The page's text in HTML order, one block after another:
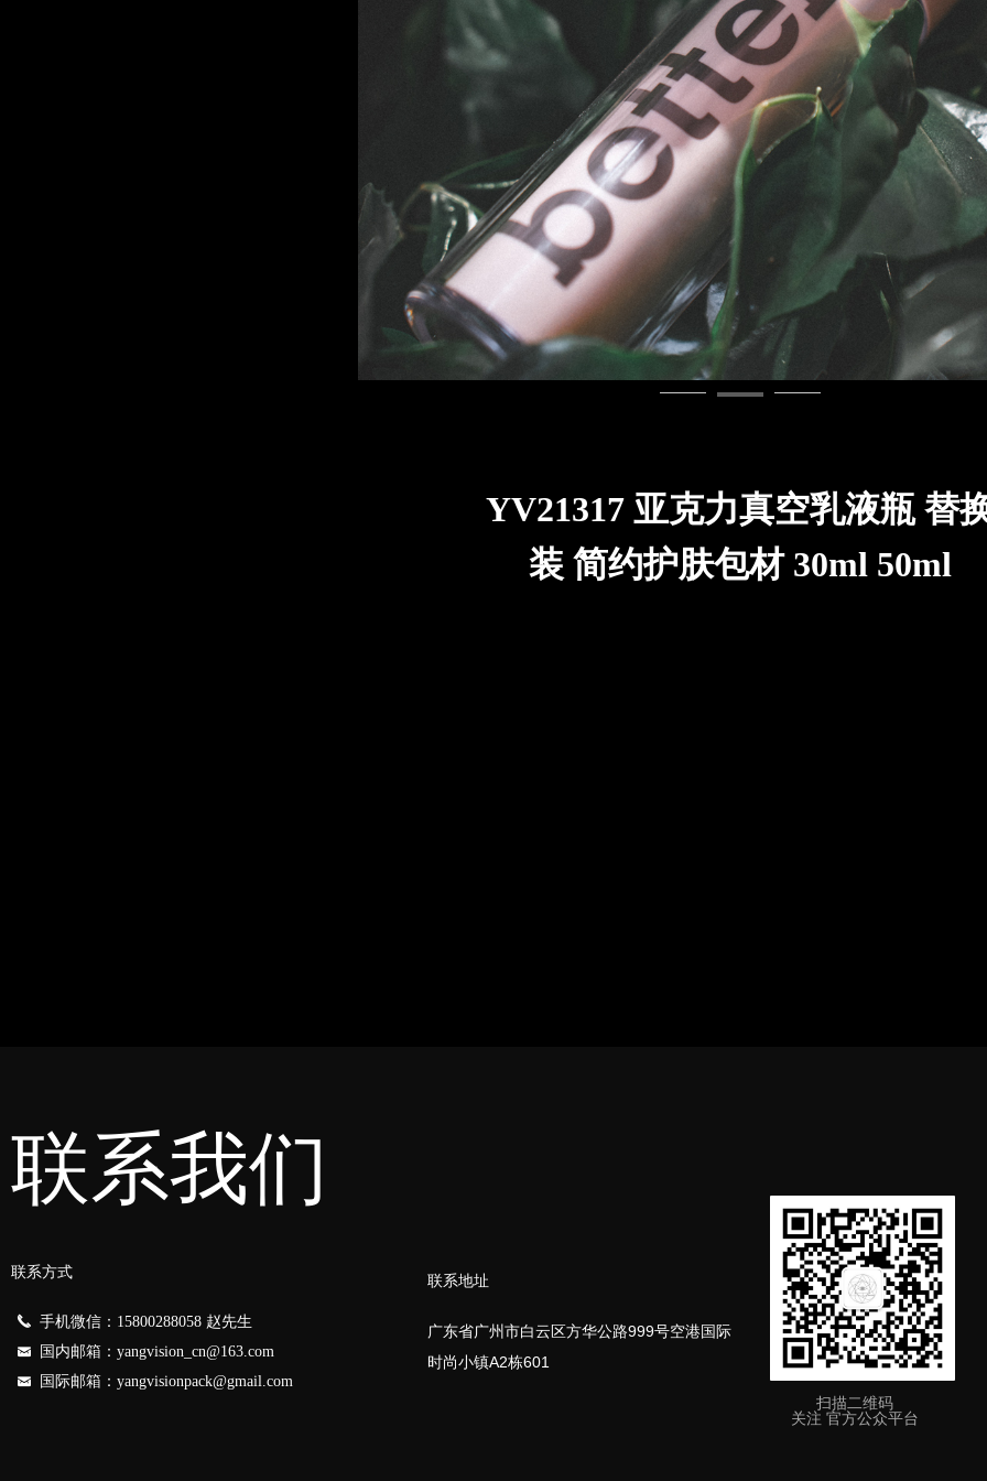
YV21317 亚克力真空乳液瓶 替
装 简约护肤包材 30ml 50ml
联系我们
联系方式
끅 手机微信：15800288058 赵先生
낂 国内邮箱：yangvision_cn@163.com
联系地址
广东省广州市白云区方华公路999号空港国际
时尚小镇A2栋601
扫描二维码
关注 官方公众平台
낂 国际邮箱：yangvisionpack@gmail.com